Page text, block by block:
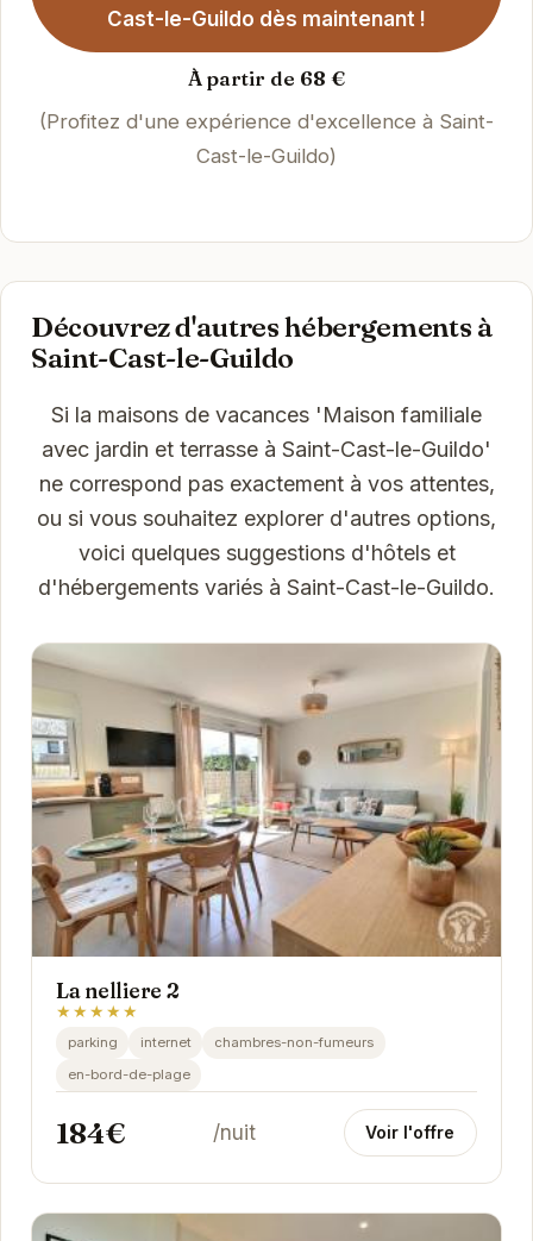
Cast-le-Guildo dès maintenant !
À partir de 68 €
(Profitez d'une expérience d'excellence à Saint-
Cast-le-Guildo)
Découvrez d'autres hébergements à
Saint-Cast-le-Guildo
Si la maisons de vacances 'Maison familiale
avec jardin et terrasse à Saint-Cast-le-Guildo'
ne correspond pas exactement à vos attentes,
ou si vous souhaitez explorer d'autres options,
voici quelques suggestions d'hôtels et
d'hébergements variés à Saint-Cast-le-Guildo.
La nelliere 2
★★★★★
parking internet
chambres-non-fumeurs
en-bord-de-plage
184€ /nuit Voir l'offre